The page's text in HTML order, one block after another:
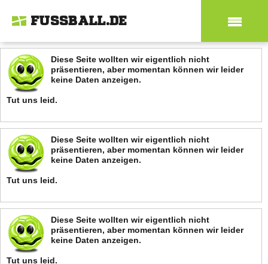
FUSSBALL.DE
Diese Seite wollten wir eigentlich nicht
präsentieren, aber momentan können wir leider
keine Daten anzeigen.
Tut uns leid.
Diese Seite wollten wir eigentlich nicht
präsentieren, aber momentan können wir leider
keine Daten anzeigen.
Tut uns leid.
Diese Seite wollten wir eigentlich nicht
präsentieren, aber momentan können wir leider
keine Daten anzeigen.
Tut uns leid.